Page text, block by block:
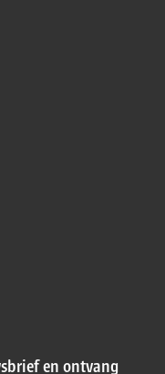
en ontvang